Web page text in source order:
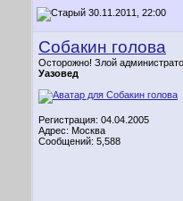
30.11.2011, 22:00
Собакин голова
Осторожно! Злой
Уазовед
Регистрация: 04.04.2005
Адрес: Москва
Сообщений: 5,588